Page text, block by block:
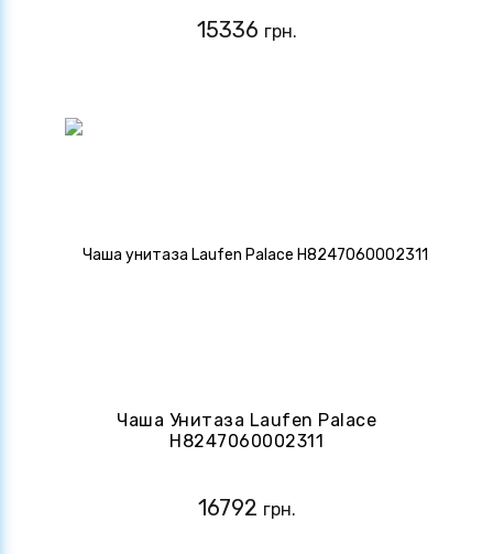
15336 грн.
Чаша Унитаза Laufen Palace
H8247060002311
16792 грн.